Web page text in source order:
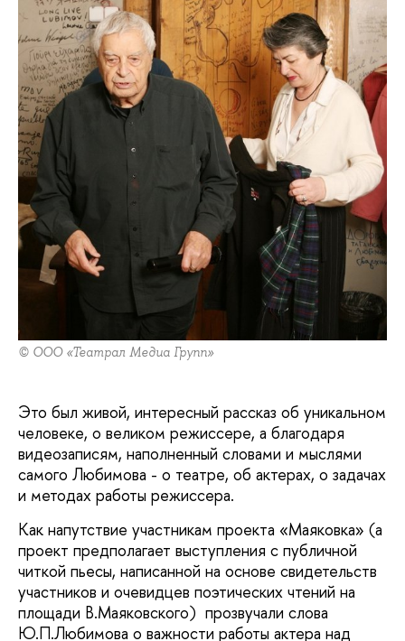
© ООО «Театрал Медиа Групп»
Это был живой, интересный рассказ об уникальном
человеке, о великом режиссере, а благодаря
видеозаписям, наполненный словами и мыслями
самого Любимова - о театре, об актерах, о задачах
и методах работы режиссера.
Как напутствие участникам проекта «Маяковка» (а
проект предполагает выступления с публичной
читкой пьесы, написанной на основе свидетельств
участников и очевидцев поэтических чтений на
площади В.Маяковского) прозвучали слова
Ю.П.Любимова о важности работы актера над